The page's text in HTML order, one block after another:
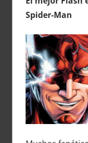
Spider-Man